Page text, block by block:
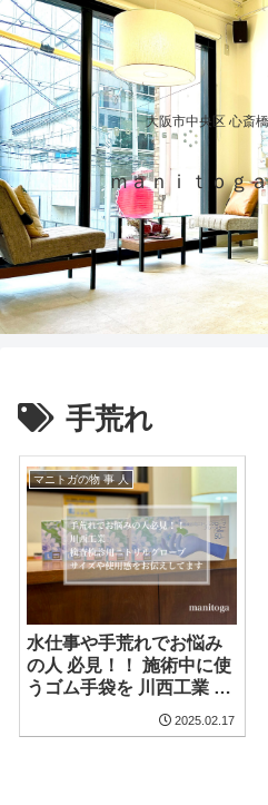
大阪市中央区 心斎
ｍａｎｉｔｏｇ
手荒れ
マニトガの物 事 人
水仕事や手荒れでお悩み
の人 必見！！ 施術中に使
うゴム手袋を 川西工業 検
査検診用ニトリルグロー
ブを使った感想はと言う
2025.02.17